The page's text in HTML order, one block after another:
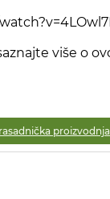
više o
rasadnička proizvodnja